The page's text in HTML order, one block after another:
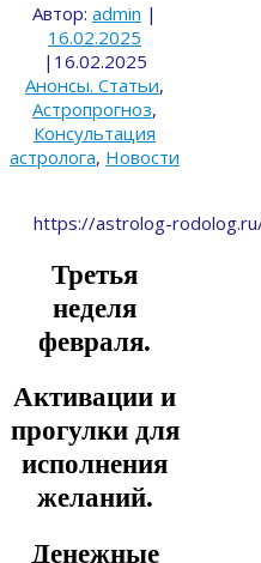
Автор: admin |
16.02.2025
| 16.02.2025
Анонсы. Статьи,
Астропрогноз,
Консультация
астролога, Новости
https://astrolog-
Третья
неделя
февраля.
Активации и
прогулки для
исполнения
желаний.
Денежные